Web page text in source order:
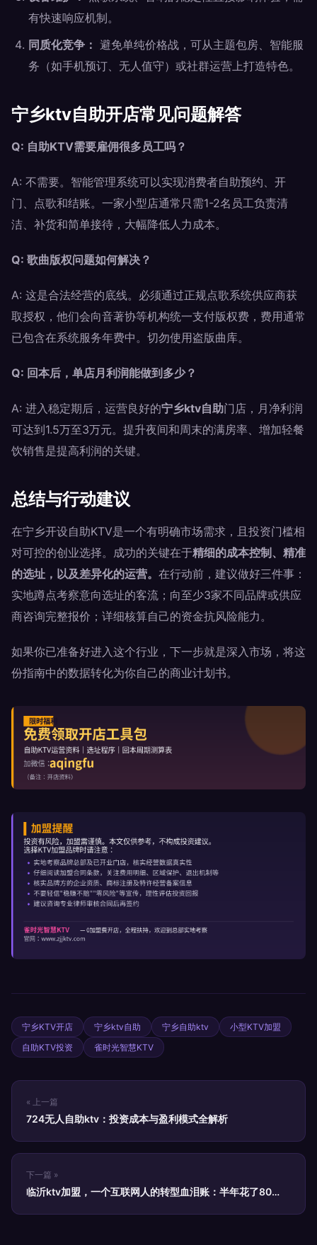
有快速响应机制。
同质化竞争： 避免单纯价格战，可从主题包房、智能服
务（如手机预订、无人值守）或社群运营上打造特色。
宁乡ktv自助开店常见问题解答
Q: 自助KTV需要雇佣很多员工吗？
A: 不需要。智能管理系统可以实现消费者自助预约、开
门、点歌和结账。一家小型店通常只需1-2名员工负责清
洁、补货和简单接待，大幅降低人力成本。
Q: 歌曲版权问题如何解决？
A: 这是合法经营的底线。必须通过正规点歌系统供应商获
取授权，他们会向音著协等机构统一支付版权费，费用通常
已包含在系统服务年费中。切勿使用盗版曲库。
Q: 回本后，单店月利润能做到多少？
A: 进入稳定期后，运营良好的宁乡ktv自助门店，月净利润
可达到1.5万至3万元。提升夜间和周末的满房率、增加轻餐
饮销售是提高利润的关键。
总结与行动建议
在宁乡开设自助KTV是一个有明确市场需求，且投资门槛相
对可控的创业选择。成功的关键在于精细的成本控制、精准
的选址，以及差异化的运营。 在行动前，建议做好三件事：
实地蹲点考察意向选址的客流；向至少3家不同品牌或供应
商咨询完整报价；详细核算自己的资金抗风险能力。
如果你已准备好进入这个行业，下一步就是深入市场，将这
份指南中的数据转化为你自己的商业计划书。
宁乡KTV开店 宁乡ktv自助 宁乡自助ktv
小型KTV加盟
自助KTV投资
雀时光智慧KTV
« 上一篇
724无人自助ktv：投资成本与盈利模式全解析
下一篇 »
临沂ktv加盟，一个互联网人的转型血泪账：半年花了80